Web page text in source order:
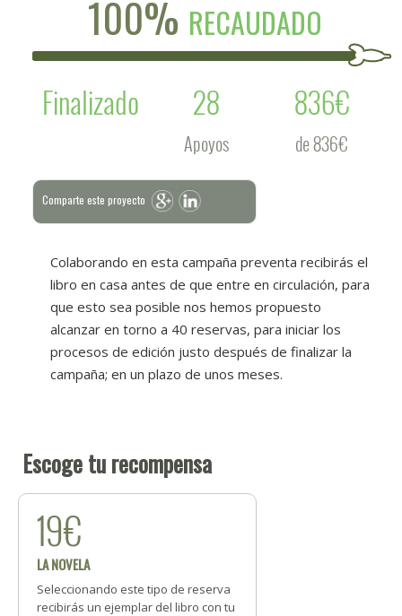
100% RECAUDADO
Finalizado
28
Apoyos
836€
de 836€
Comparte este proyecto
Colaborando en esta campaña preventa recibirás el
libro en casa antes de que entre en circulación, para
que esto sea posible nos hemos propuesto
alcanzar en torno a 40 reservas, para iniciar los
procesos de edición justo después de finalizar la
campaña; en un plazo de unos meses.
Escoge tu recompensa
19€
LA NOVELA
Seleccionando este tipo de reserva
recibirás un ejemplar del libro con tu